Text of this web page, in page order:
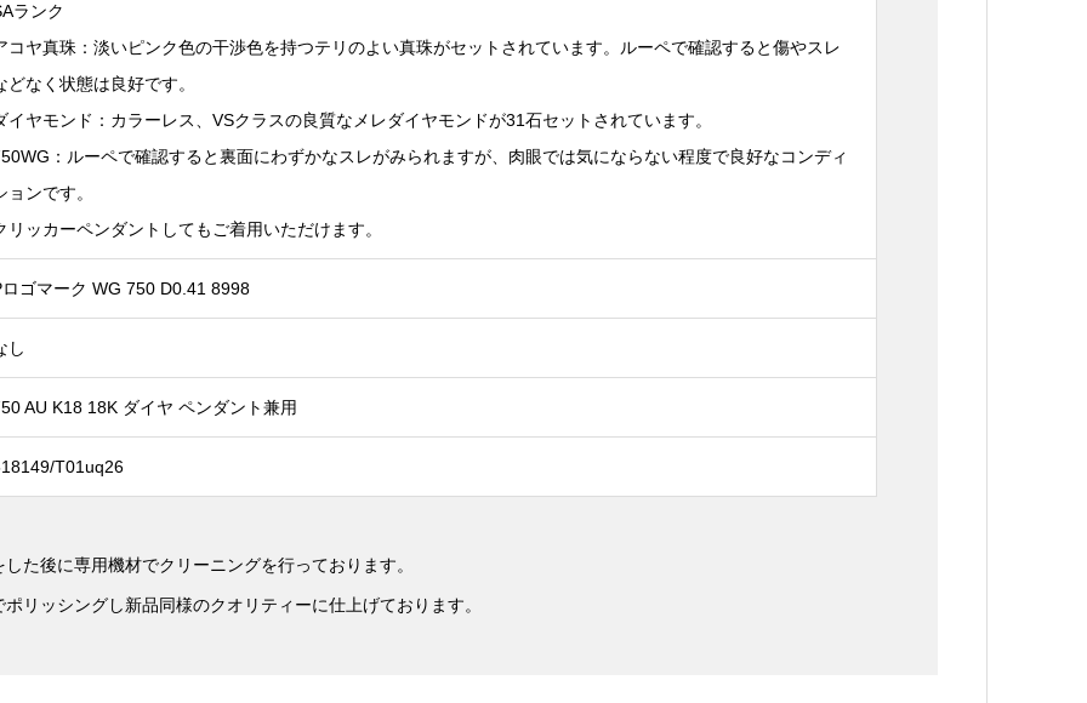
た後に専用機材でクリーニングを行っております。
リッシングし新品同様のクオリティーに仕上げております。
ランク
コヤ真珠：淡いピンク色の干渉色を持つテリのよい真珠がセットされています。ルーペで確認すると傷やスレ
どなく状態は良好です。
イヤモンド：カラーレス、VSクラスの良質なメレダイヤモンドが31石セットされています。
：ルーペで確認すると裏面にわずかなスレがみられますが、肉眼では気にならない程度で良好なコンディ
ョンです。
リッカーペンダントしてもご着用いただけます。
ゴマーク WG 750 D0.41 8998
し
AU K18 18K ダイヤ ペンダント兼用
T01uq26